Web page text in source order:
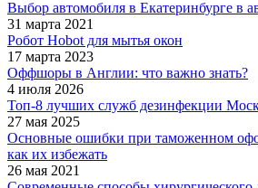
Выбор автомобиля в Екатеринбурге в
31 марта 2021
Робот Hobot для мытья окон
17 марта 2023
Оффшоры в Англии: что важно знать?
4 июля 2026
Топ-8 лучших служб дезинфекции
27 мая 2025
Основные ошибки при таможенном
как их избежать
26 мая 2021